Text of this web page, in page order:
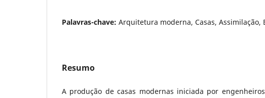
Palavras-chave: Arquitetura moderna, Casas, Assimilação,
Resumo
A produção de casas modernas iniciada por